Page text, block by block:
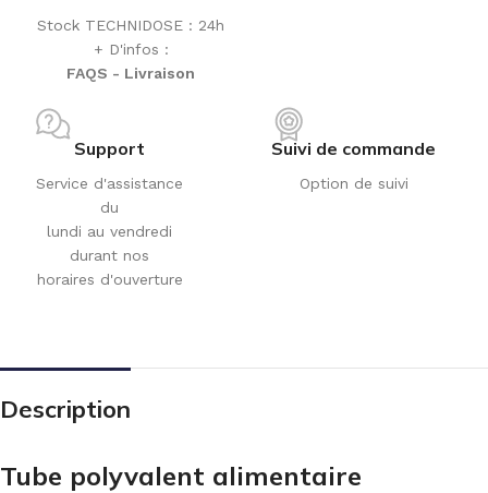
Stock TECHNIDOSE : 24h
+ D'infos :
FAQS - Livraison
Support
Service d'assistance
du
lundi au vendredi
durant nos
horaires d'ouverture
Suivi de commande
Option de suivi
Description
Tube polyvalent alimentaire